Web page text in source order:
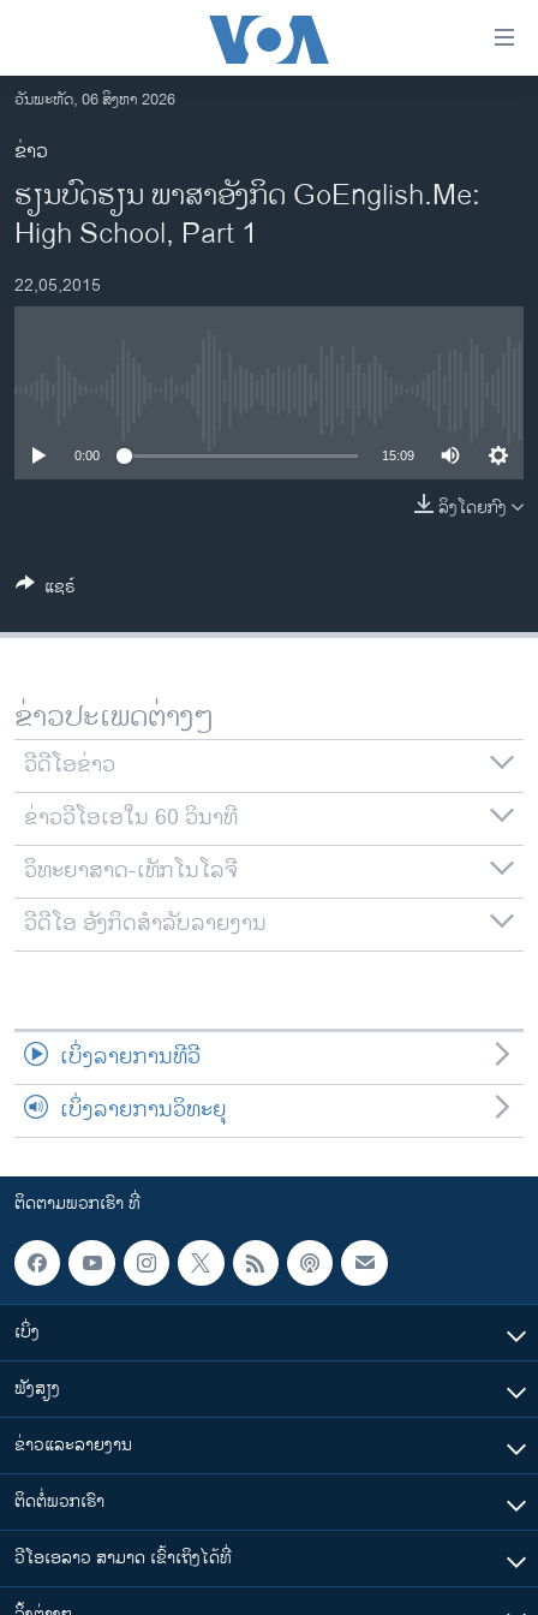
ເຂົ້າ
ຫາ
ຂ້າມ
ຂ້າມ
ຂ້າມ
ໄປ
ຫາ
ຊອກ
ອາເມຣິກາ
ການເລືອກຕັ້ງ ປະທານາທີບໍດີ ສະຫະລັດ 2024
ຂ່າວ​ຈີນ
ຊີວິດຊາວລາວ
ທຸລະກິດ
ພາສາອັງກິດ
ສຽງ
ລາຍການກະຈາຍສຽງ
ລາຍງານ
ຕິດຕາມພວກເຮົາ ທີ່
ພາສາຕ່າງໆ
ວັນພະຫັດ, 06 ສິງຫາ 2026
ຂ່າວ
ຮຽນບົດຮຽນ ພາສາອັງກິດ GoEnglish.Me:
High School, Part 1
22,05,2015
0:00 15:09
ລິງໂດຍກົງ
ແຊຣ໌
ຂ່າວປະເພດຕ່າງໆ
ວີດີໂອຂ່າວ
ຂ່າວວີໂອເອໃນ 60 ວິນາທີ
ວິທະຍາສາດ-ເທັກໂນໂລຈີ
ວີດີໂອ ອັງກິດສຳລັບລາຍງານ
ເບິ່ງລາຍການທີວີ
ເບິ່ງລາຍການວິທະຍຸ
ຕິດຕາມພວກເຮົາ ທີ່
ເບິ່ງ
ຟັງສຽງ
ຂ່າວແລະລາຍງານ
ຕິດຕໍ່ພວກເຮົາ
ວີໂອເອລາວ ສາມາດ ເຂົ້າເຖິງໄດ້ທີ່